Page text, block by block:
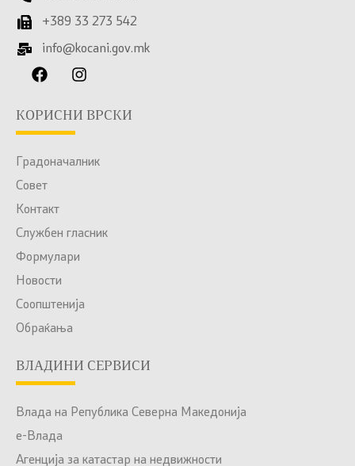
+389 33 273 542
info@kocani.gov.mk
КОРИСНИ ВРСКИ
Градоначалник
Совет
Контакт
Службен гласник
Формулари
Новости
Соопштенија
Обраќања
ВЛАДИНИ СЕРВИСИ
Влада на Република Северна Македонија
е-Влада
Агенција за катастар на недвижности